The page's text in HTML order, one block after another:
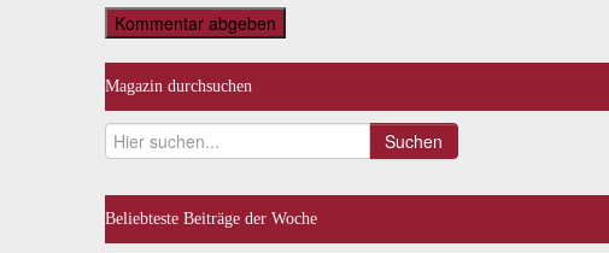
Magazin durchsuchen
Suchen
Beliebteste Beiträge der Woche